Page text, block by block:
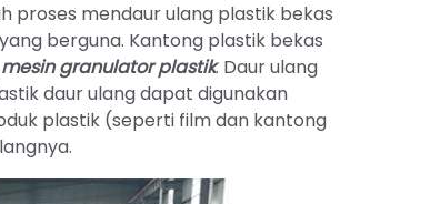
proses mendaur ulang plastik bekas
berguna. Kantong plastik bekas
mesin granulator plastik. Daur ulang
daur ulang dapat digunakan
plastik (seperti film dan kantong